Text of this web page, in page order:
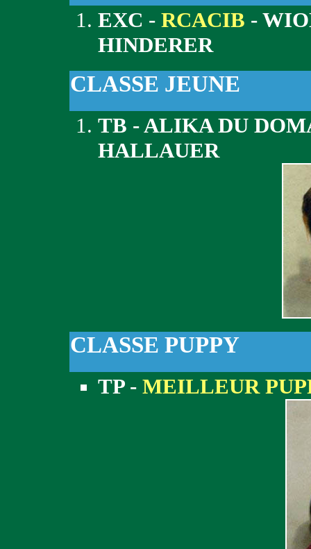
EXC - RCACIB -
HINDERER
CLASSE JEUNE
TB - ALIKA DU
HALLAUER
CLASSE PUPPY
TP - MEILLEUR